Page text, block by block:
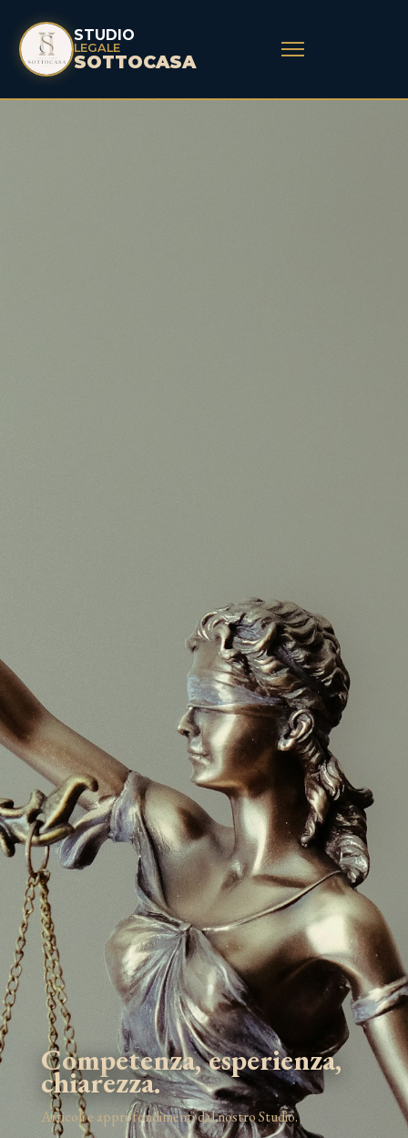
STUDIO
LEGALE
SOTTOCASA
Competenza, esperienza,
chiarezza.
Articoli e approfondimenti dal nostro Studio.